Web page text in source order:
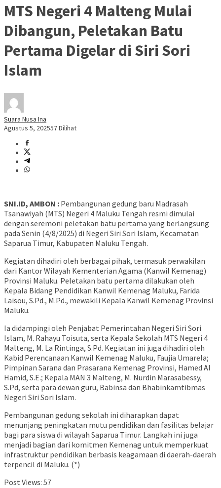
MTS Negeri 4 Malteng Mulai
Dibangun, Peletakan Batu
Pertama Digelar di Siri Sori
Islam
Suara Nusa Ina
Agustus 5, 202557 Dilihat
SNI.ID, AMBON : Pembangunan gedung baru Madrasah
Tsanawiyah (MTS) Negeri 4 Maluku Tengah resmi dimulai
dengan seremoni peletakan batu pertama yang berlangsung
pada Senin (4/8/2025) di Negeri Siri Sori Islam, Kecamatan
Saparua Timur, Kabupaten Maluku Tengah.
Kegiatan dihadiri oleh berbagai pihak, termasuk perwakilan
dari Kantor Wilayah Kementerian Agama (Kanwil Kemenag)
Provinsi Maluku. Peletakan batu pertama dilakukan oleh
Kepala Bidang Pendidikan Kanwil Kemenag Maluku, Farida
Laisou, S.Pd., M.Pd., mewakili Kepala Kanwil Kemenag Provinsi
Maluku.
Ia didampingi oleh Penjabat Pemerintahan Negeri Siri Sori
Islam, M. Rahayu Toisuta, serta Kepala Sekolah MTS Negeri 4
Malteng, M. La Rintinga, S.Pd. Kegiatan ini juga dihadiri oleh
Kabid Perencanaan Kanwil Kemenag Maluku, Faujia Umarela;
Pimpinan Sarana dan Prasarana Kemenag Provinsi, Hamed Al
Hamid, S.E.; Kepala MAN 3 Malteng, M. Nurdin Marasabessy,
S.Pd, serta para dewan guru, Babinsa dan Bhabinkamtibmas
Negeri Siri Sori Islam.
Pembangunan gedung sekolah ini diharapkan dapat
menunjang peningkatan mutu pendidikan dan fasilitas belajar
bagi para siswa di wilayah Saparua Timur. Langkah ini juga
menjadi bagian dari komitmen Kemenag untuk memperkuat
infrastruktur pendidikan berbasis keagamaan di daerah-daerah
terpencil di Maluku. (*)
Post Views: 57